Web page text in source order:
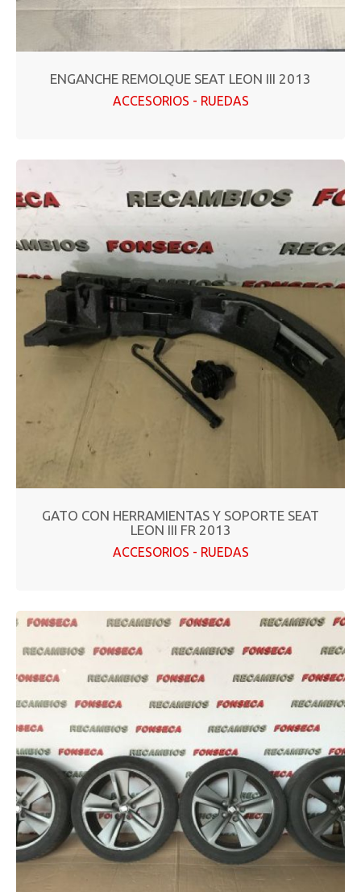
ENGANCHE REMOLQUE SEAT LEON III 2013
ACCESORIOS - RUEDAS
GATO CON HERRAMIENTAS Y SOPORTE SEAT
LEON III FR 2013
ACCESORIOS - RUEDAS